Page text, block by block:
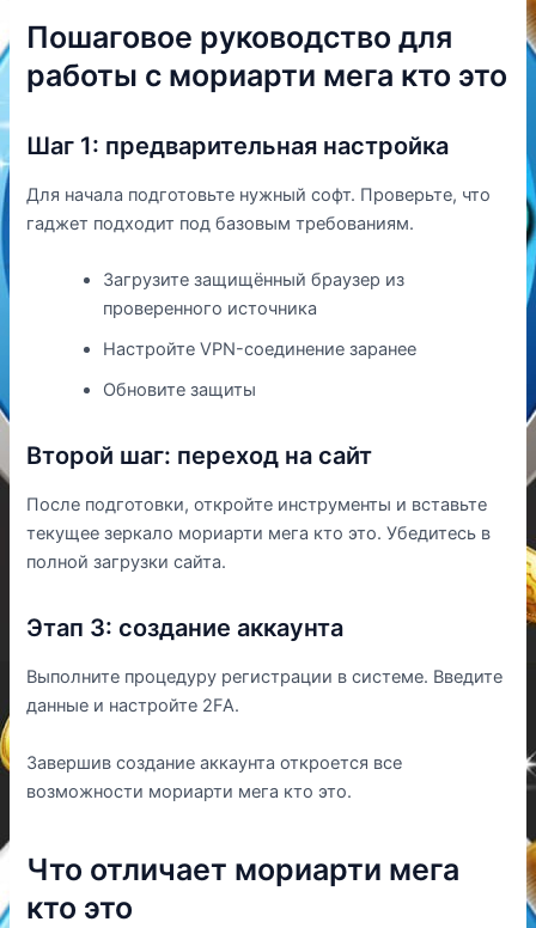
Пошаговое руководство для
работы с мориарти мега кто это
Шаг 1: предварительная настройка
Для начала подготовьте нужный софт. Проверьте, что
гаджет подходит под базовым требованиям.
Загрузите защищённый браузер из
проверенного источника
Настройте VPN-соединение заранее
Обновите защиты
Второй шаг: переход на сайт
После подготовки, откройте инструменты и вставьте
текущее зеркало мориарти мега кто это. Убедитесь в
полной загрузки сайта.
Этап 3: создание аккаунта
Выполните процедуру регистрации в системе. Введите
данные и настройте 2FA.
Завершив создание аккаунта откроется все
возможности мориарти мега кто это.
Что отличает мориарти мега
кто это